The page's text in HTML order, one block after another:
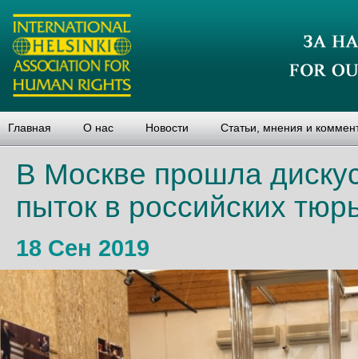
Главная О нас Новости Статьи, мнения и
В Москве прошла
пыток в российских
18 Сен 2019